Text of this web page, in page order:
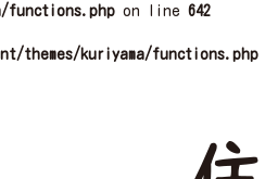
functions.php on line 642
themes/kuriyama/functions.php